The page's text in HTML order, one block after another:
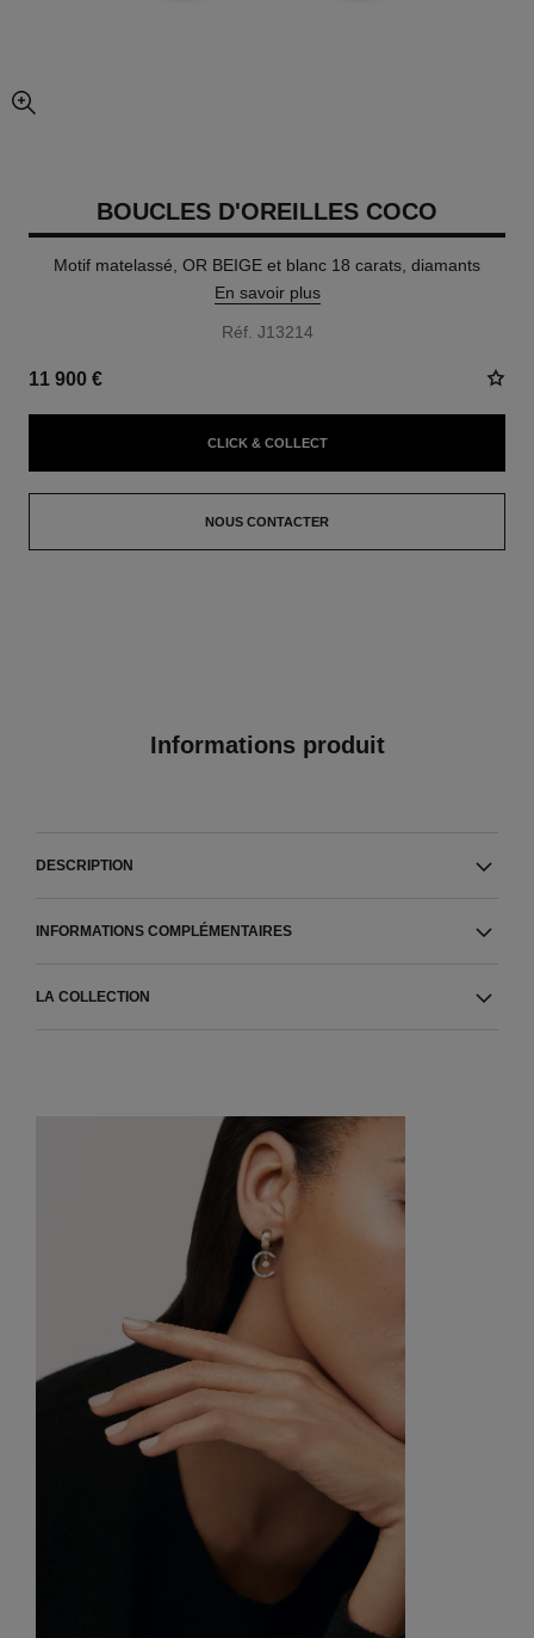
agrandissement
BOUCLES D'OREILLES COCO
Motif matelassé, OR BEIGE et blanc 18 carats, diamants
En savoir plus
Réf. J13214
11 900 €
CLICK & COLLECT
NOUS CONTACTER
Informations produit
DESCRIPTION
INFORMATIONS COMPLÉMENTAIRES
LA COLLECTION